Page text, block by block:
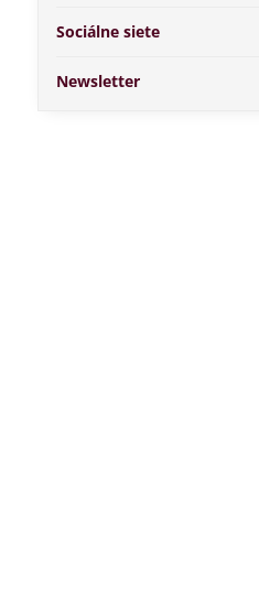
Sociálne siete
Newsletter